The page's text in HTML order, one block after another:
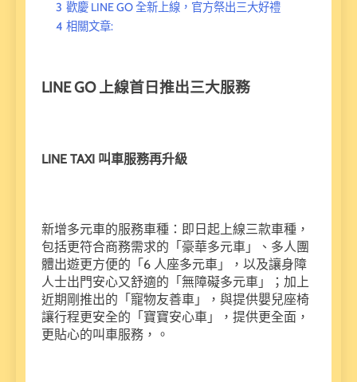
3 歡慶 LINE GO 全新上線，官方祭出三大好禮
4 相關文章:
LINE GO 上線首日推出三大服務
LINE TAXI 叫車服務再升級
新增多元車的服務車種：即日起上線三款車種，
包括更符合商務需求的「豪華多元車」、多人團
體出遊更方便的「6 人座多元車」，以及讓身障
人士出門安心又舒適的「無障礙多元車」；加上
近期剛推出的「寵物友善車」，與提供嬰兒座椅
讓行程更安全的「寶寶安心車」，提供更全面，
更貼心的叫車服務，。